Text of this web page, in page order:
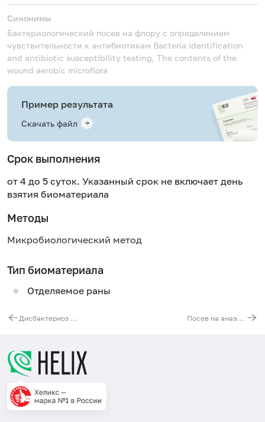
Синонимы
Бактериологический посев на флору с определением
чувствительности к антибиотикам Bacteria identification
and antibiotic susceptibility testing, The contents of the
wound aerobic microflora
Пример результата
Скачать файл
Срок выполнения
от 4 до 5 суток. Указанный срок не включает день
взятия биоматериала
Методы
Микробиологический метод
Тип биоматериала
Отделяемое раны
Дисбактериоз кишечника без определения чувствительности к антибиотикам и бактериофагам Посев на анаэробную флору